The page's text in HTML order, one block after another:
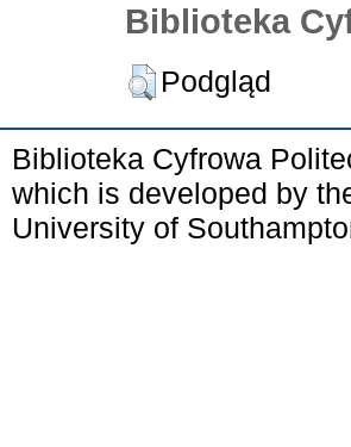
Biblioteka
Podgląd
Biblioteka Cyfrowa
which is developed by
University of